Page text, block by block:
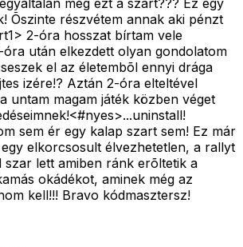
még ezt a szart??? Ez egy
Õszinte részvétem annak aki pénzt
2-óra hosszat bírtam vele
óra után elkezdett olyan gondolatom
el az életembõl ennyi drága
izére!? Aztán 2-óra elteltével
untam magam játék közben véget
...uninstall!
sem ér egy kalap szart sem! Ez már
elkorcsosult élvezhetetlen, a rallyt
szar lett amiben ránk erõltetik a
okádékot, aminek még az
kell!!! Bravo kódmasztersz!